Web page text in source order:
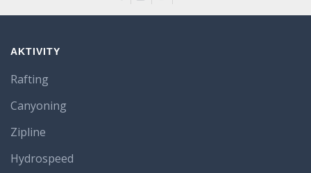
AKTIVITY
Rafting
Canyoning
Zipline
Hydrospeed